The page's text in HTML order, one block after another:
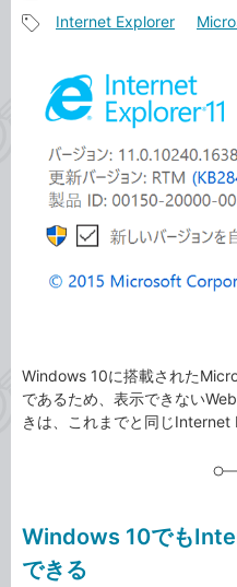
事
テ
ゴ
タ
グ
Internet Explorer
Windows 10に搭載された
であるため、表示できない
きは、これまでと同じInternet
Windows 10でも
できる